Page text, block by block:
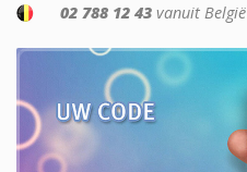
02 788 12 43 vanuit België